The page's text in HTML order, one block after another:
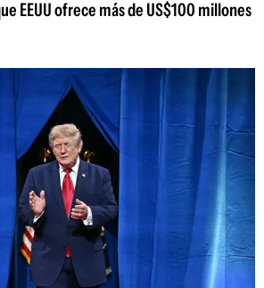
EEUU ofrece más de US$100 millones